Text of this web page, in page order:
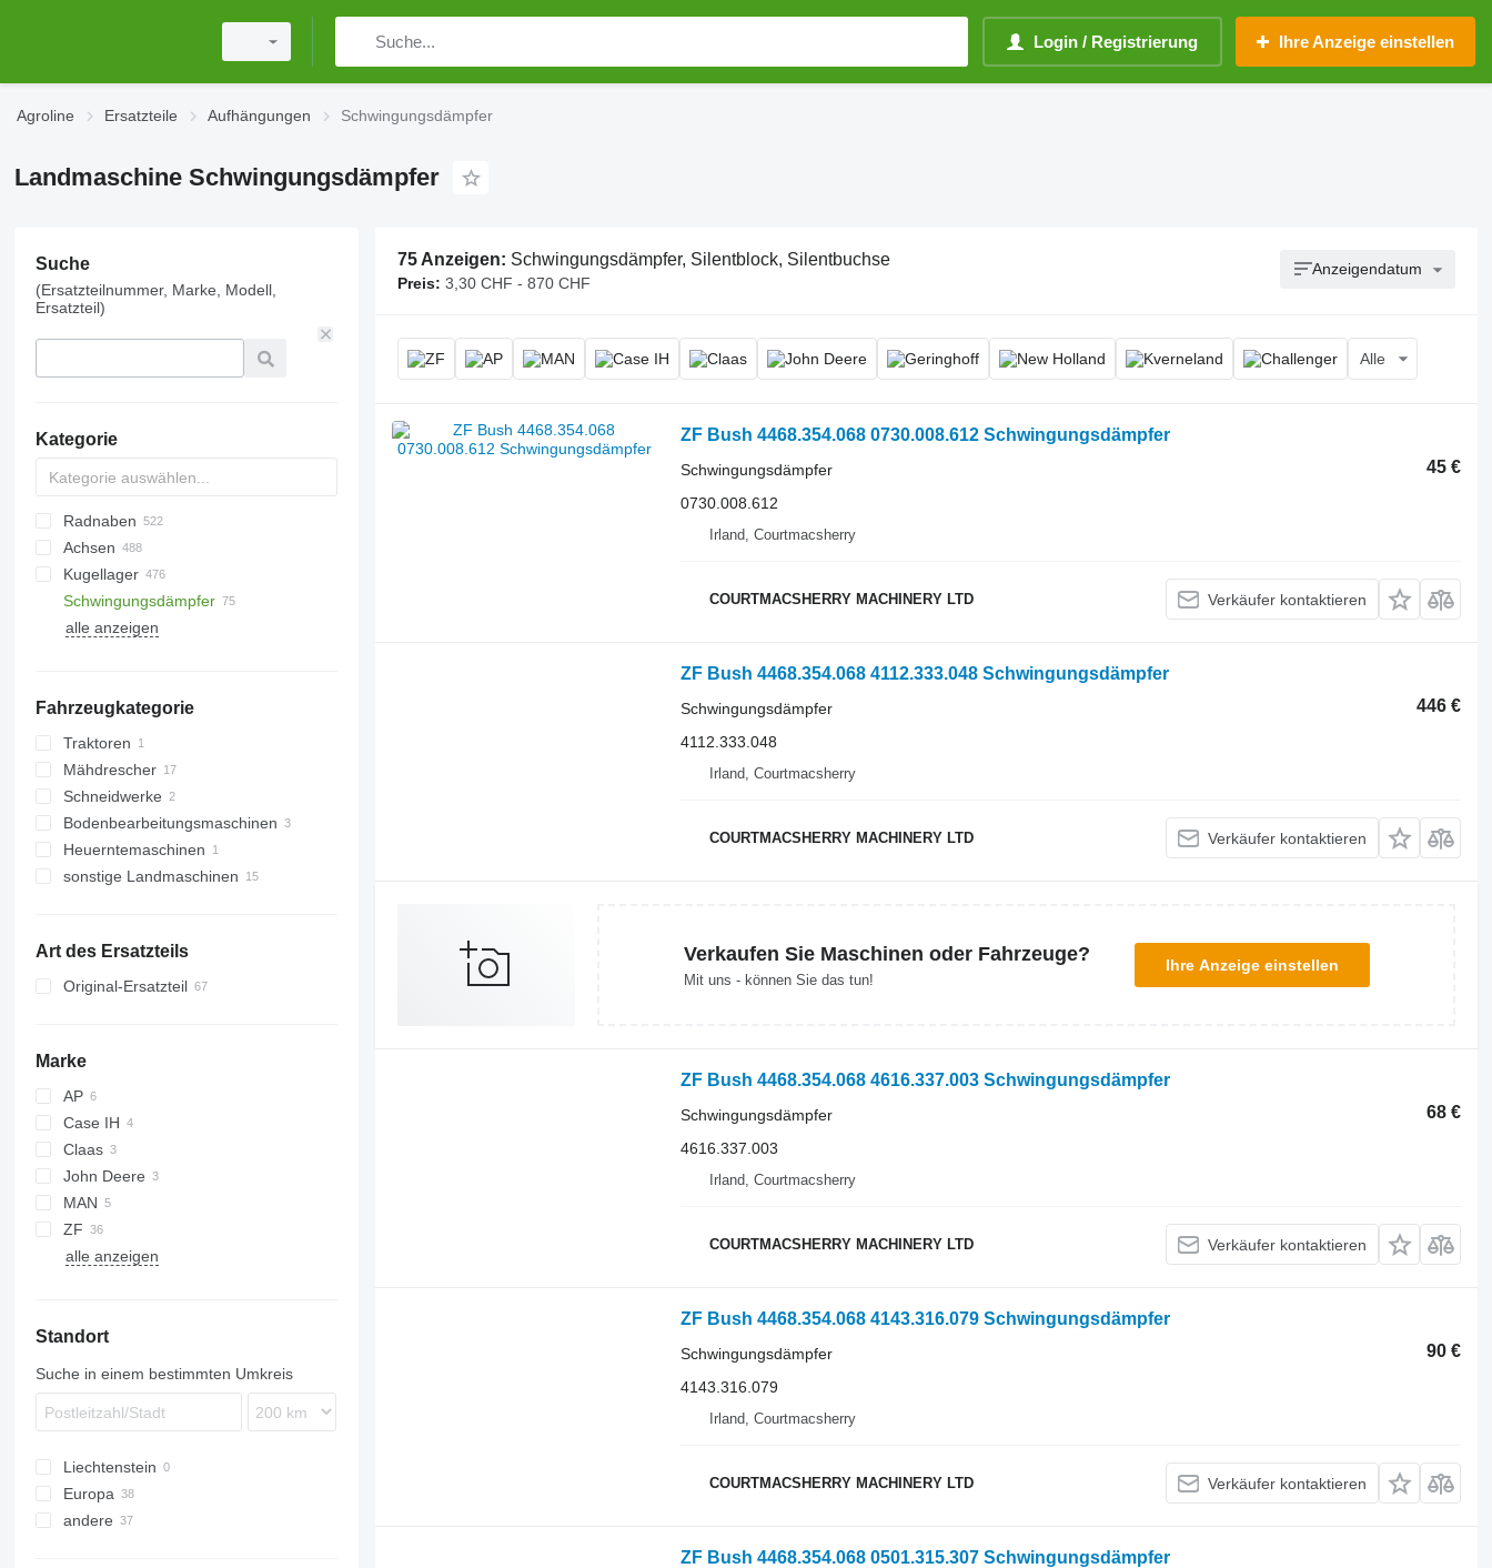
Login / Registrierung Ihre Anzeige einstellen
Agroline Ersatzteile Aufhängungen Schwingungsdämpfer
Landmaschine Schwingungsdämpfer
Suche
(Ersatzteilnummer, Marke, Modell,
Ersatzteil)
Kategorie
Radnaben
Achsen
Kugellager
Gummiketten
Raupenantriebe
Stahlketten
Schwingungsdämpfer
alle anzeigen
Fahrzeugkategorie
Traktoren
Radtraktoren
Mähdrescher
Getreideernter
Schneidwerke
Getreideschneidwerke
Maisschneidwerke
Bodenbearbeitungsmaschinen
Grubber
Pflüge
Heuerntemaschinen
sonstige Landmaschinen
Art des Ersatzteils
Original-Ersatzteil
Marke
AP
Case IH
Claas
Lexion
John Deere
9600
9750
MAN
BB
ZF
alle anzeigen
Standort
Suche in einem bestimmten Umkreis
Liechtenstein
Europa
Irland
andere
75 Anzeigen: Schwingungsdämpfer, Silentblock, Silentbuchse
Preis: 3,30 CHF - 870 CHF
Anzeigendatum
Alle
ZF Bush 4468.354.068 0730.008.612 Schwingungsdämpfer
45 €
Schwingungsdämpfer
0730.008.612
Irland, Courtmacsherry
COURTMACSHERRY MACHINERY LTD Verkäufer kontaktieren
ZF Bush 4468.354.068 4112.333.048 Schwingungsdämpfer
446 €
Schwingungsdämpfer
4112.333.048
Irland, Courtmacsherry
COURTMACSHERRY MACHINERY LTD Verkäufer kontaktieren
Verkaufen Sie Maschinen oder Fahrzeuge?
Mit uns - können Sie das tun!
Ihre Anzeige einstellen
ZF Bush 4468.354.068 4616.337.003 Schwingungsdämpfer
68 €
Schwingungsdämpfer
4616.337.003
Irland, Courtmacsherry
COURTMACSHERRY MACHINERY LTD Verkäufer kontaktieren
ZF Bush 4468.354.068 4143.316.079 Schwingungsdämpfer
90 €
Schwingungsdämpfer
4143.316.079
Irland, Courtmacsherry
COURTMACSHERRY MACHINERY LTD Verkäufer kontaktieren
ZF Bush 4468.354.068 0501.315.307 Schwingungsdämpfer